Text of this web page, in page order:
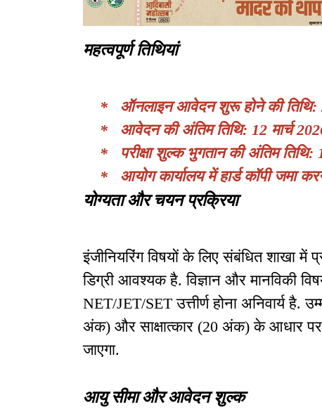
महत्वपूर्ण तिथियां
* ऑनलाइन आवेदन शुरू होने की तिथि:
* आवेदन की अंतिम तिथि: 12 मार्च
* परीक्षा शुल्क भुगतान की अंतिम तिथि:
* आयोग कार्यालय में हार्ड कॉपी जमा
योग्यता और चयन प्रक्रिया
इंजीनियरिंग विषयों के लिए संबंधित शाखा
डिग्री आवश्यक है. विज्ञान और मानविकी
NET/JET/SET उत्तीर्ण होना अनिवार्य है.
अंक) और साक्षात्कार (20 अंक) के आधार
जाएगा.
आयु सीमा और आवेदन शुल्क